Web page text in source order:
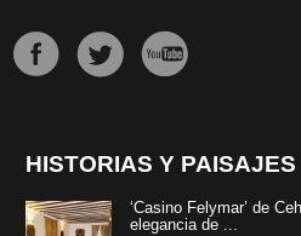
HISTORIAS Y PAISAJES
‘Casino Felymar’ de
elegancia de ...